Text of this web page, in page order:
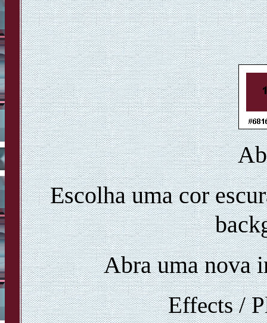
Escolha uma cor
Abra uma nova
Effects /